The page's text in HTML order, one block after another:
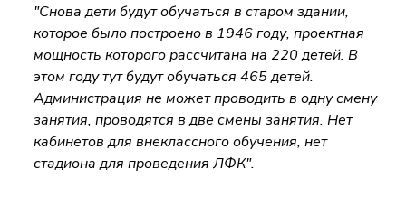
"Снова дети будут обучаться в старом здании,
которое было построено в 1946 году, проектная
мощность которого рассчитана на 220 детей. В
этом году тут будут обучаться 465 детей.
Администрация не может проводить в одну смену
занятия, проводятся в две смены занятия. Нет
кабинетов для внеклассного обучения, нет
стадиона для проведения ЛФК".